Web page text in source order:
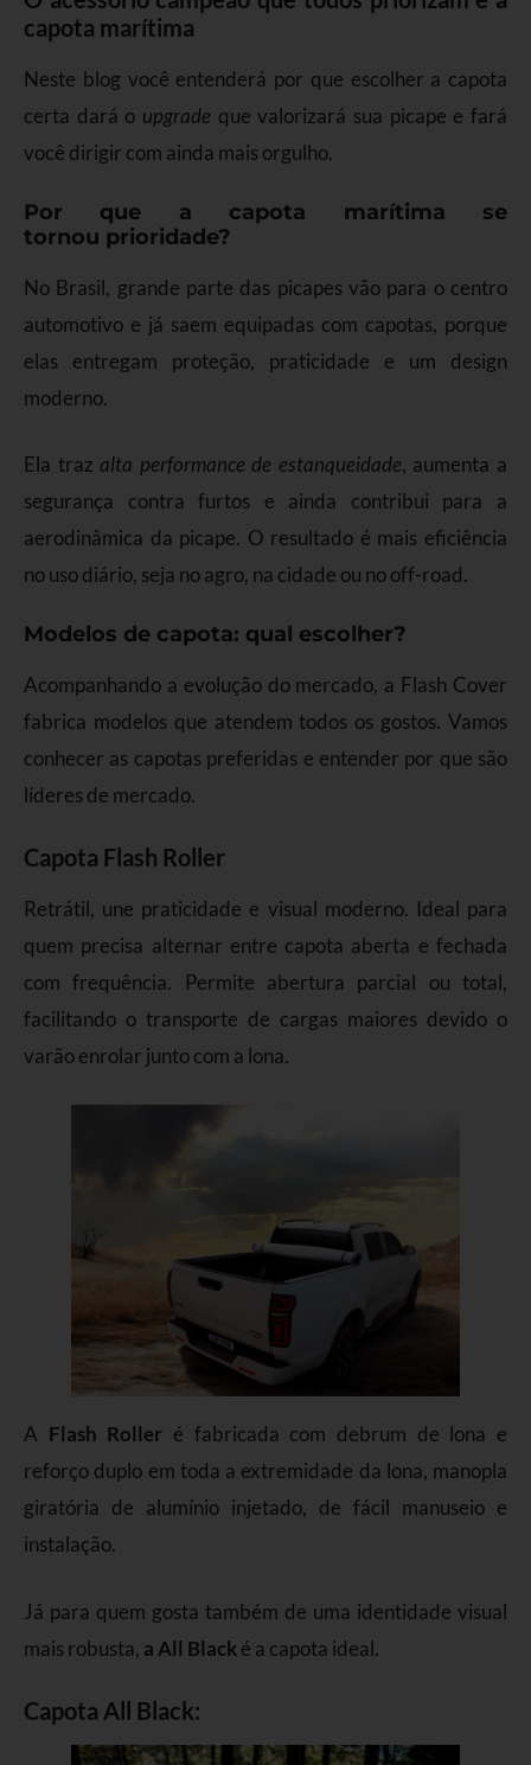
capota marítima
Neste blog você entenderá por que escolher a capota
certa dará o upgrade que valorizará sua picape e fará
você dirigir com ainda mais orgulho.
Por que a capota marítima se
tornou prioridade?
No Brasil, grande parte das picapes vão para o centro
automotivo e já saem equipadas com capotas, porque
elas entregam proteção, praticidade e um design
moderno.
Ela trazalta performance de estanqueidade, aumenta a
segurança contra furtos e ainda contribui para a
aerodinâmica da picape. O resultado é mais eficiência
no uso diário, seja no agro, na cidade ou no off-road.
Modelos de capota: qual escolher?
Acompanhando a evolução do mercado, a Flash Cover
fabrica modelos que atendem todos os gostos. Vamos
conhecer as capotas preferidas e entender por que são
líderes de mercado.
Capota Flash Roller
Retrátil, une praticidade e visual moderno. Ideal para
quem precisa alternar entre capota aberta e fechada
com frequência. Permite abertura parcial ou total,
facilitando o transporte de cargas maiores devido o
varão enrolar junto com a lona.
A Flash Roller é fabricada com debrum de lona e
reforço duplo em toda a extremidade da lona, manopla
giratória de alumínio injetado, de fácil manuseio e
instalação.
Já para quem gosta também de uma identidade visual
mais robusta, a All Blacké a capota ideal.
Capota All Black: